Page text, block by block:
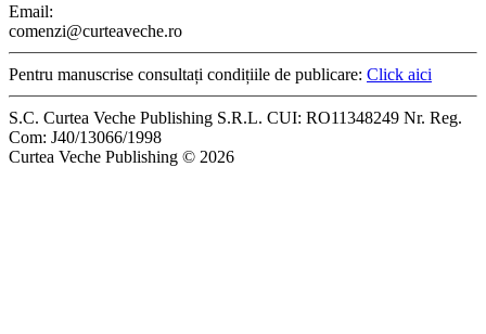
Email:
comenzi@curteaveche.ro
Pentru manuscrise consultați condițiile de publicare: Click aici
S.C. Curtea Veche Publishing S.R.L. CUI: RO11348249 Nr. Reg.
Com: J40/13066/1998
Curtea Veche Publishing © 2026